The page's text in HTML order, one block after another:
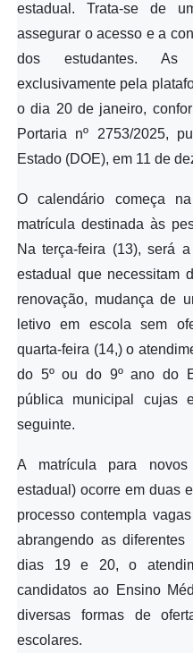
estadual. Trata-se de
assegurar o acesso e a
dos estudantes. As
exclusivamente pela
o dia 20 de janeiro,
Portaria nº 2753/2025,
Estado (DOE), em 11 de
O calendário começa
matrícula destinada às
Na terça-feira (13), será
estadual que necessitam
renovação, mudança de
letivo em escola sem
quarta-feira (14,) o
do 5º ou do 9º ano do
pública municipal cujas
seguinte.
A matrícula para
estadual) ocorre em duas
processo contempla
abrangendo as
dias 19 e 20, o
candidatos ao Ensino
diversas formas de
escolares.